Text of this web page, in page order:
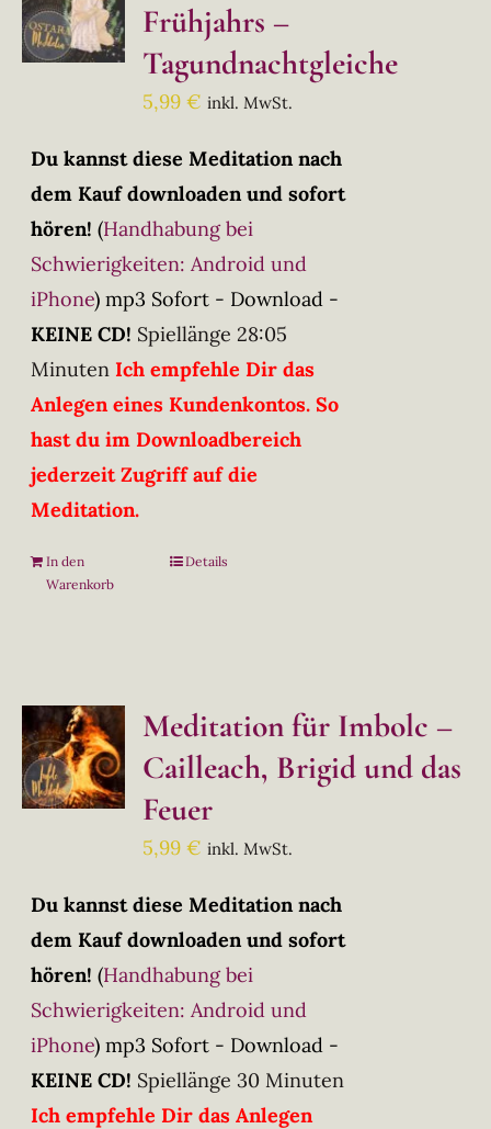
Frühjahrs –
Tagundnachtgleiche
5,99€ inkl. MwSt.
Du kannst diese Meditation nach
dem Kauf downloaden und sofort
hören! (Handhabung bei
Schwierigkeiten: Android und
iPhone) mp3 Sofort - Download -
KEINE CD! Spiellänge 28:05
Minuten Ich empfehle Dir das
Anlegen eines Kundenkontos. So
hast du im Downloadbereich
jederzeit Zugriff auf die
Meditation.
In den
Warenkorb
Details
Meditation für Imbolc –
Cailleach, Brigid und das
Feuer
5,99€ inkl. MwSt.
Du kannst diese Meditation nach
dem Kauf downloaden und sofort
hören! (Handhabung bei
Schwierigkeiten: Android und
iPhone) mp3 Sofort - Download -
KEINE CD! Spiellänge 30 Minuten
Ich empfehle Dir das Anlegen